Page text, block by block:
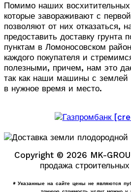
Помимо наших
которые завораживают с
позволяют от них отказаться,
предоставить доставку грунта
пунктам в Ломоносовском
каждого покупателя и
полезными, причем, нам это
так как наши машины с землей
в нужное время и место.
Copyright © 2026 MK-
продажа
* Указанные на сайте цены не являются